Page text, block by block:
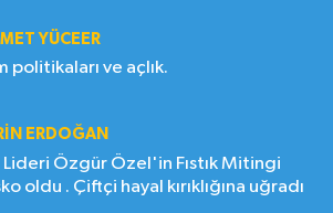
YÜCEER
politikaları ve açlık.
ERDOĞAN
Lideri Özgür Özel'in Fıstık Mitingi
oldu . Çiftçi hayal kırıklığına uğradı